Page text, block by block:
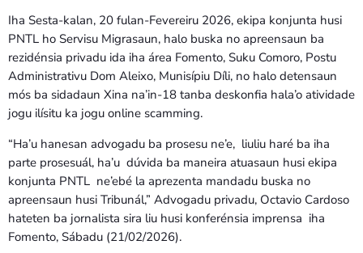
Iha Sesta-kalan, 20 fulan-Fevereiru 2026, ekipa konjunta husi
PNTL ho Servisu Migrasaun, halo buska no apreensaun ba
rezidénsia privadu ida iha área Fomento, Suku Comoro, Postu
Administrativu Dom Aleixo, Munisípiu Díli, no halo detensaun
mós ba sidadaun Xina na’in-18 tanba deskonfia hala’o atividade
jogu ilísitu ka jogu online scamming.
“Ha’u hanesan advogadu ba prosesu ne’e, liuliu haré ba iha
parte prosesuál, ha’u dúvida ba maneira atuasaun husi ekipa
konjunta PNTL ne’ebé la aprezenta mandadu buska no
apreensaun husi Tribunál,” Advogadu privadu, Octavio Cardoso
hateten ba jornalista sira liu husi konferénsia imprensa iha
Fomento, Sábadu (21/02/2026).